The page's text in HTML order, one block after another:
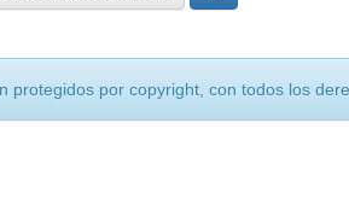
protegidos por copyright, con todos los